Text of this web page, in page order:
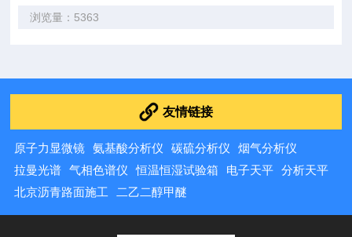
浏览量：5363
友情链接
原子力显微镜 氨基酸分析仪 碳硫分析仪
烟气分析仪
拉曼光谱
气相色谱仪 恒温恒湿试验箱 电子天平
分析天平
北京沥青路面施工
二乙二醇甲醚